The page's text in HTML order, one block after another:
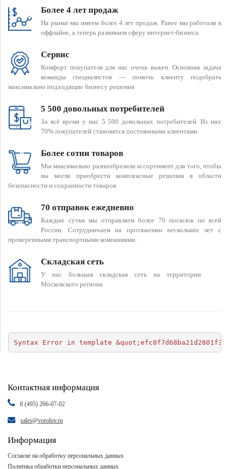
Более 4 лет продаж
На рынке мы имеем более 4 лет продаж. Ранее мы работали в
оффлайне, а теперь развиваем сферу интернет-бизнеса.
Сервис
Комфорт покупателя для нас очень важен. Основная задача
команды специалистов — помочь клиенту подобрать
максимально подходящие бизнесу решения
5 500 довольных потребителей
За всё время у нас 5 500 довольных потребителей. Из них
70% покупателей становятся постоянными клиентами.
Более сотни товаров
Мы максимально разнообразили ассортимент для того, чтобы
вы могли приобрести комплексные решения в области
безопасности и сохранности товаров
70 отправок ежедневно
Каждые сутки мы отправляем более 70 посылок по всей
России. Сотрудничаем на протяжении нескольких лет с
проверенными транспортными компаниями.
Складская сеть
У нас большая складская сеть на территории
Московского региона
Syntax Error in template
Контактная информация
8 (495) 266-07-02
sales@vorolov.ru
Информация
Согласие на обработку персональных данных
Политика обработки персональных данных